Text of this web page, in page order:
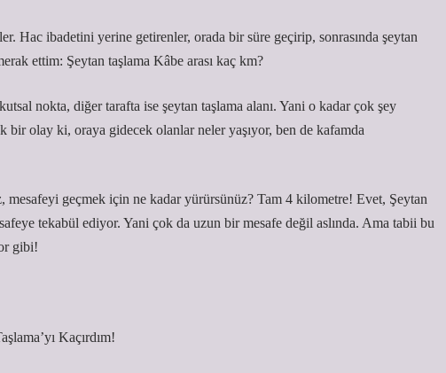
Hac ibadetini yerine getirenler, orada bir süre geçirip, sonrasında şeytan
ettim: Şeytan taşlama Kâbe arası kaç km?
nokta, diğer tarafta ise şeytan taşlama alanı. Yani o kadar çok şey
olay ki, oraya gidecek olanlar neler yaşıyor, ben de kafamda
geçmek için ne kadar yürürsünüz? Tam 4 kilometre! Evet, Şeytan
tekabül ediyor. Yani çok da uzun bir mesafe değil aslında. Ama tabii bu
gibi!
Kaçırdım!